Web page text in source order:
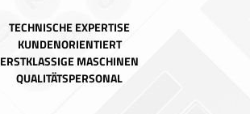
TECHNISCHE EXPERTISE
KUNDENORIENTIERT
ERSTKLASSIGE MASCHINEN
QUALITÄTSPERSONAL